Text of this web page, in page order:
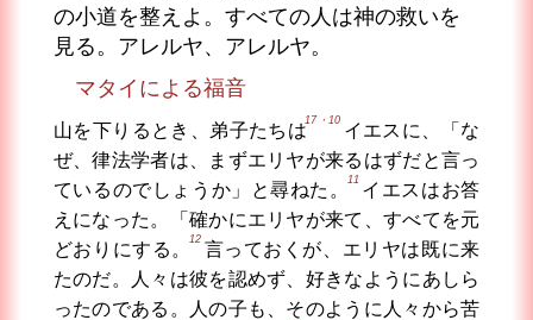
の小道を整えよ。すべての人は神の救いを
見る。アレルヤ、アレルヤ。
マタイによる福音
山を下りるとき、弟子たちは
17・10
イエスに、「な
ぜ、律法学者は、まずエリヤが来るはずだと言っ
ているのでしょうか」と尋ねた。
11
イエスはお答
えになった。「確かにエリヤが来て、すべてを元
どおりにする。
12
言っておくが、エリヤは既に来
たのだ。人々は彼を認めず、好きなようにあしら
ったのである。人の子も、そのように人々から苦